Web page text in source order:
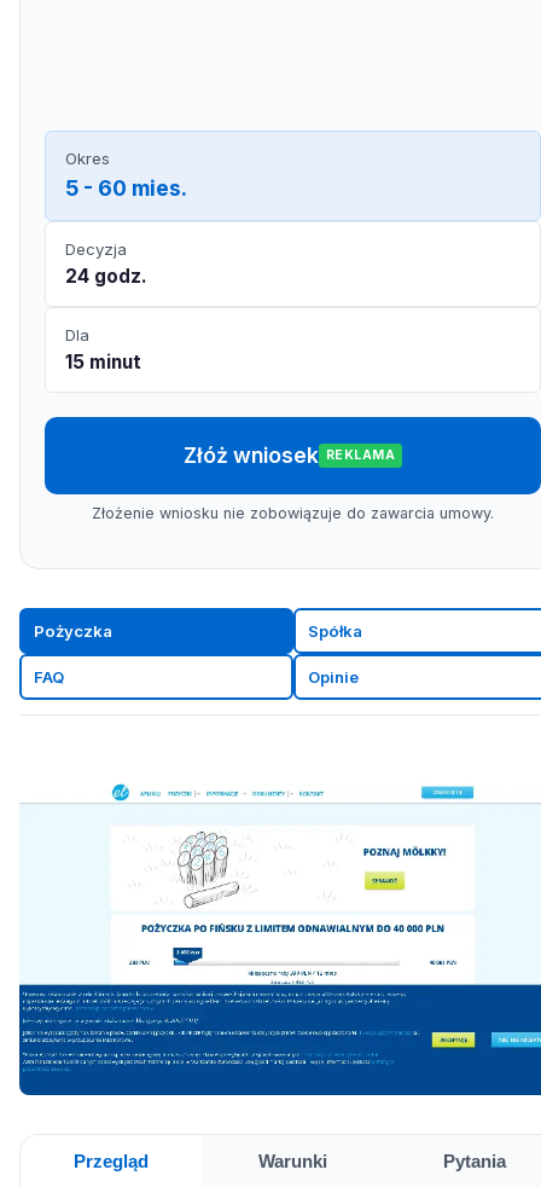
Okres
5 - 60 mies.
Decyzja
24 godz.
Dla
15 minut
Złóż wniosek REKLAMA
Złożenie wniosku nie zobowiązuje do zawarcia umowy.
Pożyczka Spółka
FAQ Opinie
Przegląd Warunki Pytania